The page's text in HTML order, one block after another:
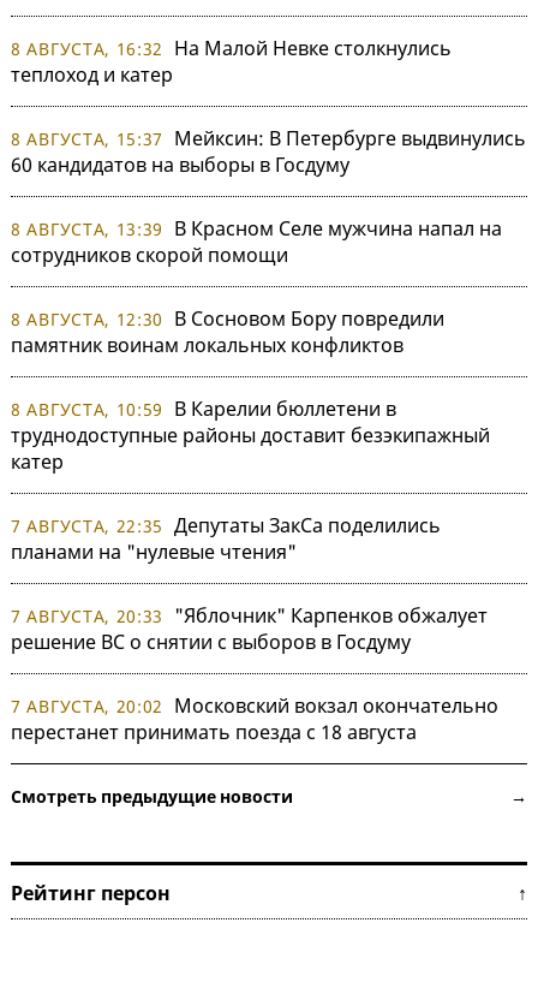
8 АВГУСТА, 16:32
На Малой Невке столкнулись
теплоход и катер
8 АВГУСТА, 15:37
Мейксин: В Петербурге выдвинулись
60 кандидатов на выборы в Госдуму
8 АВГУСТА, 13:39
В Красном Селе мужчина напал на
сотрудников скорой помощи
8 АВГУСТА, 12:30
В Сосновом Бору повредили
памятник воинам локальных конфликтов
8 АВГУСТА, 10:59
В Карелии бюллетени в
труднодоступные районы доставит безэкипажный
катер
7 АВГУСТА, 22:35 Депутаты ЗакСа поделились
планами на "нулевые чтения"
7 АВГУСТА, 20:33
"Яблочник" Карпенков обжалует
решение ВС о снятии с выборов в Госдуму
7 АВГУСТА, 20:02
Московский вокзал окончательно
перестанет принимать поезда с 18 августа
Смотреть предыдущие новости →
Рейтинг персон ↑